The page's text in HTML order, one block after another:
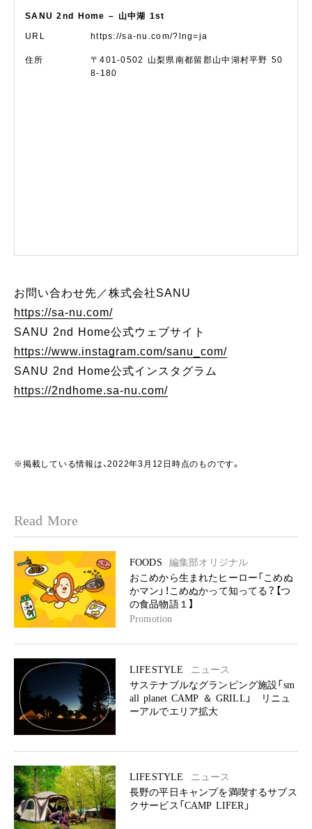
SANU 2nd Home – 山中湖 1st
URL https://sa-nu.com/?lng=ja
住所 〒401-0502 山梨県南都留郡山中湖村平野 50
8-180
お問い合わせ先／株式会社SANU
https://sa-nu.com/
SANU 2nd Home公式ウェブサイト
https://www.instagram.com/sanu_com/
SANU 2nd Home公式インスタグラム
https://2ndhome.sa-nu.com/
※掲載している情報は、2022年3月12日時点のものです。
Read More
FOODS
編集部オリジナル
おこめから生まれたヒーロー「こめぬ
かマン」！こめぬかって知ってる？【つ
の食品物語１】
Promotion
LIFESTYLE
ニュース
サステナブルなグランピング施設「sm
all planet CAMP ＆ GRILL」 リニュ
ーアルでエリア拡大
LIFESTYLE
ニュース
長野の平日キャンプを満喫するサブス
クサービス「CAMP LIFER」